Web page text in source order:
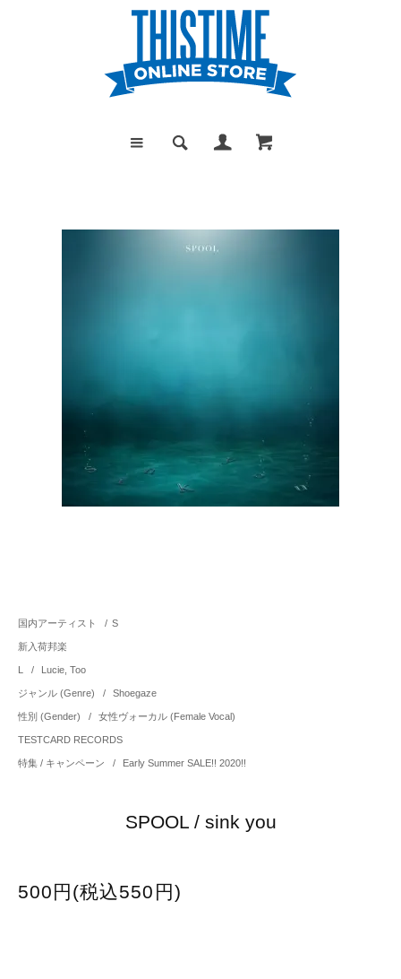
国内アーティスト / S
新入荷邦楽
L / Lucie, Too
ジャンル (Genre) / Shoegaze
性別 (Gender) / 女性ヴォーカル (Female Vocal)
TESTCARD RECORDS
特集 / キャンペーン / Early Summer SALE!! 2020!!
SPOOL / sink you
500円(税込550円)